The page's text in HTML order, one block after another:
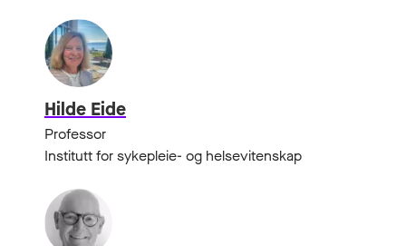
Hilde Eide
Professor
Institutt for sykepleie- og helsevitenskap